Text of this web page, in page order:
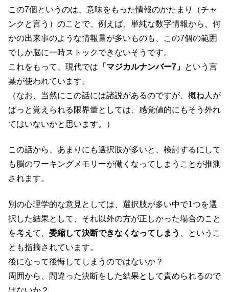
この7個というのは、意味をもった情報のかたまり（チャ
ンクと言う）のことで、例えば、単純な数字情報から、何
かの出来事のような情報量が多いものも、この7個の範囲
でしか脳に一時ストックできないそうです。
これをもって、現代では 「マジカルナンバー7」 という言
葉が使われています。
（なお、当然にこの話には諸説があるのですが、概ね人が
ぱっと覚えられる限界量としては、感覚値的にもそう外れ
てはいないかと思います。）
この話から、あまりにも選択肢が多いと、検討するにして
も脳のワーキングメモリーが働くなってしまうことが推測
されます。
別の心理学的な意見としては、選択肢が多い中で1つを選
択した結果として、それ以外の方が正しかった場合のこと
を考えて、 委縮して決断できなくなってしまう
、というこ
とも指摘されています。
後になって後悔してしまうのではないか？
周囲から、間違った決断をした結果として責められるので
はないか？